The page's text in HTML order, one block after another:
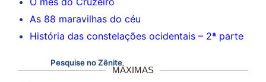
As 88 maravilhas do céu
História das constelações ocidentais – 2ª parte
Pesquise no Zênite
MÁXIMAS